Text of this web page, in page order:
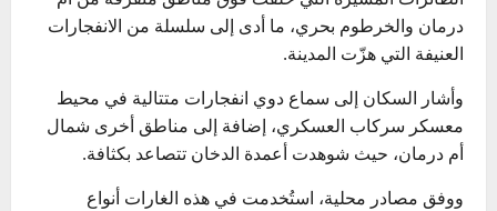
درمان والخرطوم بحري، ما أدى إلى سلسلة من الانفجارات
العنيفة التي هزّت المدينة.
وأشار السكان إلى سماع دوي انفجارات متتالية في محيط
معسكر سركاب العسكري، إضافة إلى مناطق أخرى شمال
أم درمان، حيث شوهدت أعمدة الدخان تتصاعد بكثافة.
ووفق مصادر محلية، استُخدمت في هذه الغارات أنواع